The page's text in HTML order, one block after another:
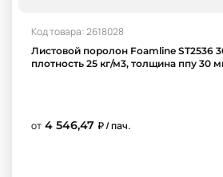
Код товара: 2618028
Листовой поролон Foamline ST2536
плотность 25 кг/м3, толщина ппу 30
от 4 546,47 ₽ / пач.